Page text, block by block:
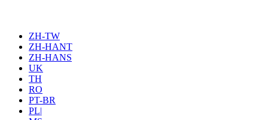
ZH-TW
ZH-HANT
ZH-HANS
UK
TH
RO
PT-BR
PL|